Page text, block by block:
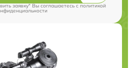
заявку" Вы соглашаетесь cполитикой